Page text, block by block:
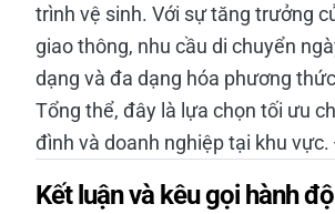
trình vệ sinh. Với sự tăng trưởng
giao thông, nhu cầu di chuyển
dạng và đa dạng hóa phương
Tổng thể, đây là lựa chọn tối ưu
đình và doanh nghiệp tại khu vực.
Kết luận và kêu gọi hành